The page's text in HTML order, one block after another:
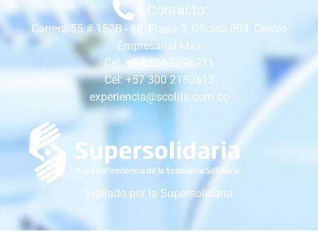
Contacto:
Carrera 55 # 152B - 68, Etapa 3, Oficina 809, Centro
Empresarial Maz
Cel: +57 324 2796211
Cel: +57 300 2180513
experiencia@scolife.com.co
Vigilado por la Supersolidaria